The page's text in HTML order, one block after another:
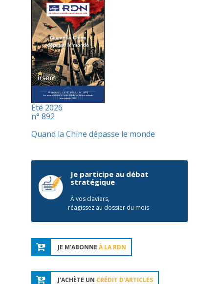
Été 2026
n° 892
Quand la Chine dépasse le monde
Je participe au débat
stratégique
À vos claviers,
réagissez au dossier du mois
JE M'ABONNE À LA RDN
J'ACHÈTE UN CRÉDIT D'ARTICLES